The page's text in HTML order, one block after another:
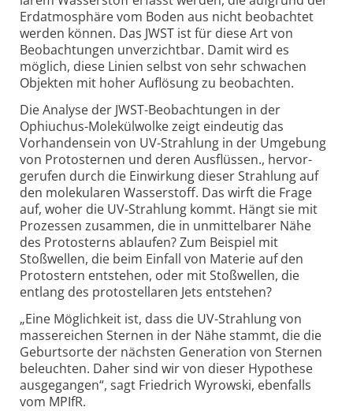
Erd­atmo­sphäre vom Boden aus nicht beob­achtet
werden können. Das JWST ist für diese Art von
Beobach­tungen unver­zicht­bar. Damit wird es
möglich, diese Linien selbst von sehr schwachen
Objekten mit hoher Auflösung zu beobach­ten.
Die Analyse der JWST-Beobachtungen in der
Ophiuchus-Molekülwolke zeigt eindeutig das
Vorhanden­sein von UV-Strahlung in der Umgebung
von Proto­sternen und deren Ausflüssen., hervor­
gerufen durch die Einwir­kung dieser Strahlung auf
den moleku­laren Wasser­stoff. Das wirft die Frage
auf, woher die UV-Strahlung kommt. Hängt sie mit
Prozes­sen zusammen, die in unmit­tel­barer Nähe
des Proto­sterns ablaufen? Zum Beispiel mit
Stoßwellen, die beim Einfall von Materie auf den
Proto­stern entstehen, oder mit Stoß­wellen, die
entlang des proto­stel­laren Jets entstehen?
„Eine Möglichkeit ist, dass die UV-Strahlung von
masse­reichen Sternen in der Nähe stammt, die die
Geburts­orte der nächsten Gene­ration von Sternen
beleuchten. Daher sind wir von dieser Hypothese
ausge­gangen“, sagt Fried­rich Wyrowski, ebenfalls
vom MPIfR.